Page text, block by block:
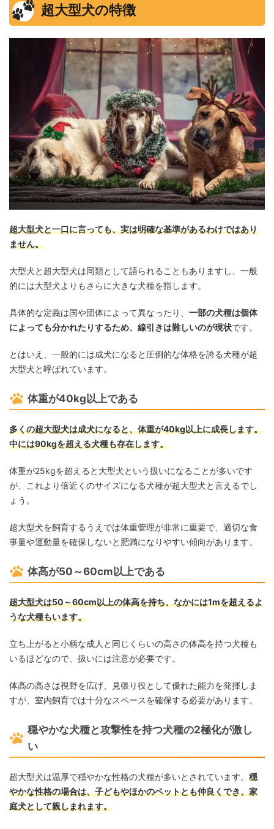
超大型犬の特徴
超大型犬と一口に言っても、実は明確な基準があるわけではあり
ません。
大型犬と超大型犬は同類として語られることもありますし、一般
的には大型犬よりもさらに大きな犬種を指します。
具体的な定義は国や団体によって異なったり、 一部の犬種は個体
によっても分かれたりするため、線引きは難しいのが現状です。
とはいえ、一般的には成犬になると圧倒的な体格を誇る犬種が超
大型犬と呼ばれています。
体重が40kg以上である
多くの超大型犬は成犬になると、体重が40kg以上に成長します。
中には90kgを超える犬種も存在します。
体重が25kgを超えると大型犬という扱いになることが多いです
が、これより倍近くのサイズになる犬種が超大型犬と言えるでし
ょう。
超大型犬を飼育するうえでは体重管理が非常に重要で、適切な食
事量や運動量を確保しないと肥満になりやすい傾向があります。
体高が50～60cm以上である
超大型犬は50～60cm以上の体高を持ち、なかには1mを超えるよ
うな犬種もいます。
立ち上がると小柄な成人と同じくらいの高さの体高を持つ犬種も
いるほどなので、扱いには注意が必要です。
体高の高さは視野を広げ、見張り役として優れた能力を発揮しま
すが、室内飼育では十分なスペースを確保する必要があります。
穏やかな犬種と攻撃性を持つ犬種の2極化が激し
い
超大型犬は温厚で穏やかな性格の犬種が多いとされています。 穏
やかな性格の場合は、子どもやほかのペットとも仲良くでき、家
庭犬として親しまれます。